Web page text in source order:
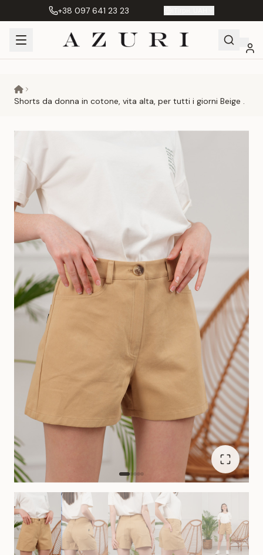
+38 097 641 23 23
Shorts da donna in cotone, vita alta, per tutti i giorni Beige .